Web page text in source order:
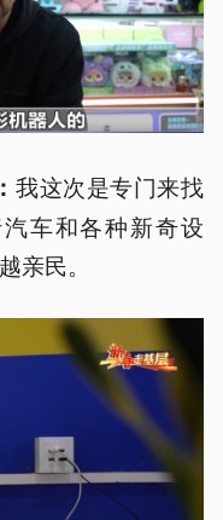
我这次是专门来找
车和各种新奇设
亲民。